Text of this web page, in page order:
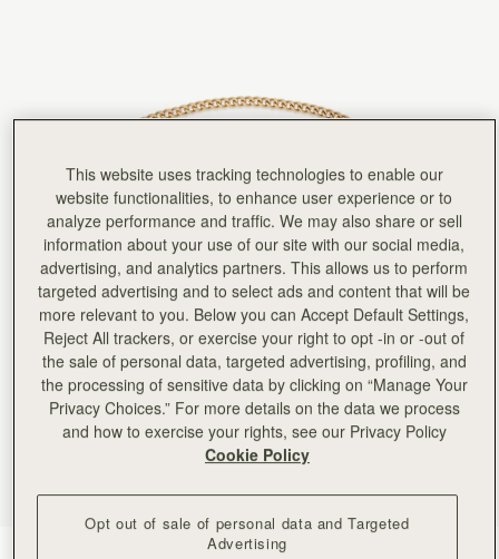
This website uses tracking technologies to enable our
website functionalities, to enhance user experience or to
analyze performance and traffic. We may also share or sell
information about your use of our site with our social media,
advertising, and analytics partners. This allows us to perform
targeted advertising and to select ads and content that will be
more relevant to you. Below you can Accept Default Settings,
Reject All trackers, or exercise your right to opt -in or -out of
the sale of personal data, targeted advertising, profiling, and
the processing of sensitive data by clicking on “Manage Your
Privacy Choices.” For more details on the data we process
and how to exercise your rights, see our Privacy Policy
Cookie Policy
Opt out of sale of personal data and Targeted
Advertising